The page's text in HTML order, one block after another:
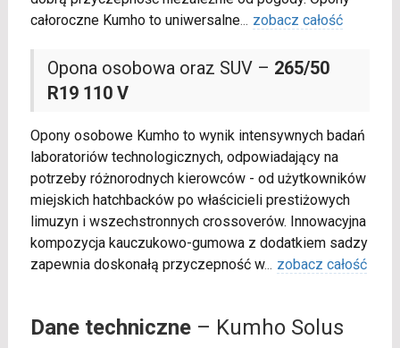
całoroczne Kumho to uniwersalne... zobacz całość
Opona osobowa oraz SUV – 265/50
R19 110 V
Opony osobowe Kumho to wynik intensywnych badań
laboratoriów technologicznych, odpowiadający na
potrzeby różnorodnych kierowców - od użytkowników
miejskich hatchbacków po właścicieli prestiżowych
limuzyn i wszechstronnych crossoverów. Innowacyjna
kompozycja kauczukowo-gumowa z dodatkiem sadzy
zapewnia doskonałą przyczepność w... zobacz całość
Dane techniczne– Kumho Solus